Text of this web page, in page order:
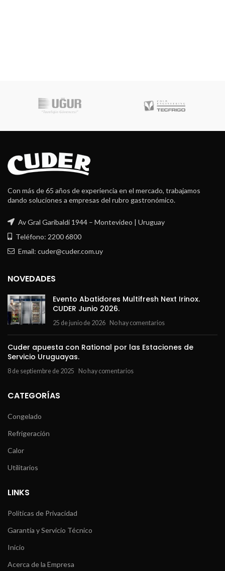
Con más de 65 años de experiencia en el mercado, trabajamos
dando soluciones a empresas del rubro gastronómico.
Av Gral Garibaldi 1944 – Montevideo | Uruguay
Teléfono: 2200 6800
Email: cuder@cuder.com.uy
NOVEDADES
Evento Abatidores Multifresh Next Irinox.
CUDER Junio 2026.
25 de junio de 2026 No hay comentarios
Cuder apuesta con Rational por las Estaciones de
Servicio Uruguayas.
8 de septiembre de 2025 No hay comentarios
CATEGORÍAS
Congelado
Refrigeración
Calor
Utilitarios
LINKS
Políticas de Privacidad
Garantía y Servicio Técnico
Inicio
Acerca de la Empresa